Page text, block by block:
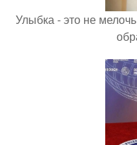
Улыбка - это не